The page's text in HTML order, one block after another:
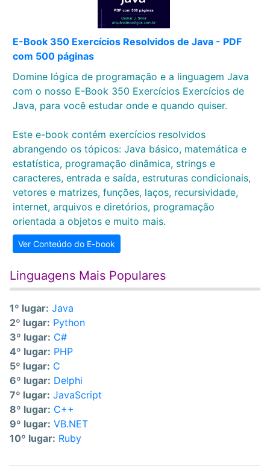
E-Book 350 Exercícios Resolvidos de Java - PDF
com 500 páginas
Domine lógica de programação e a linguagem Java
com o nosso E-Book 350 Exercícios Exercícios de
Java, para você estudar onde e quando quiser.
Este e-book contém exercícios resolvidos
abrangendo os tópicos: Java básico, matemática e
estatística, programação dinâmica, strings e
caracteres, entrada e saída, estruturas condicionais,
vetores e matrizes, funções, laços, recursividade,
internet, arquivos e diretórios, programação
orientada a objetos e muito mais.
Ver Conteúdo do E-book
Linguagens Mais Populares
1º lugar: Java
2º lugar: Python
3º lugar: C#
4º lugar: PHP
5º lugar: C
6º lugar: Delphi
7º lugar: JavaScript
8º lugar: C++
9º lugar: VB.NET
10º lugar: Ruby